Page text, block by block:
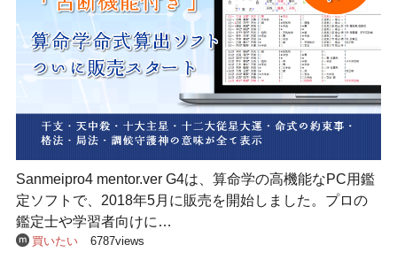
Sanmeipro4 mentor.ver G4は、算命学の高機能なPC用鑑
定ソフトで、2018年5月に販売を開始しました。プロの
鑑定士や学習者向けに…
買いたい 6787views